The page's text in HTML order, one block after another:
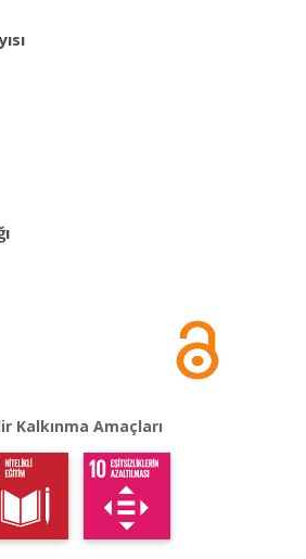
Kalkınma Amaçları